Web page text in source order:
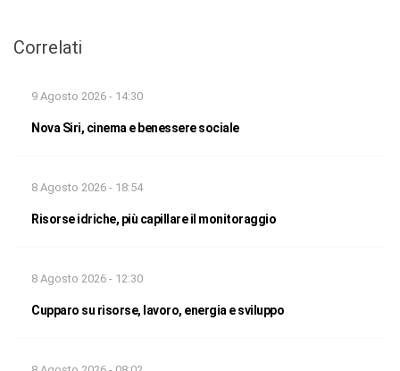
Correlati
9 Agosto 2026 - 14:30
Nova Siri, cinema e benessere sociale
8 Agosto 2026 - 18:54
Risorse idriche, più capillare il monitoraggio
8 Agosto 2026 - 12:30
Cupparo su risorse, lavoro, energia e sviluppo